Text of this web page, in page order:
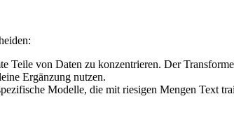
Teile von Daten zu konzentrieren. Der
Ergänzung nutzen.
Modelle, die mit riesigen Mengen Text